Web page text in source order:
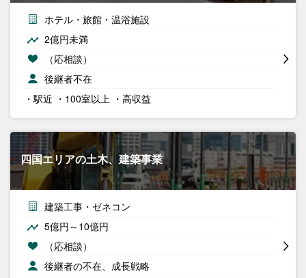
ホテル・旅館・温浴施設
2億円未満
（応相談）
後継者不在
・駅近 ・100室以上 ・高収益
四国エリアの土木、建築事業
建築工事・ゼネコン
5億円～10億円
（応相談）
後継者の不在、成長戦略